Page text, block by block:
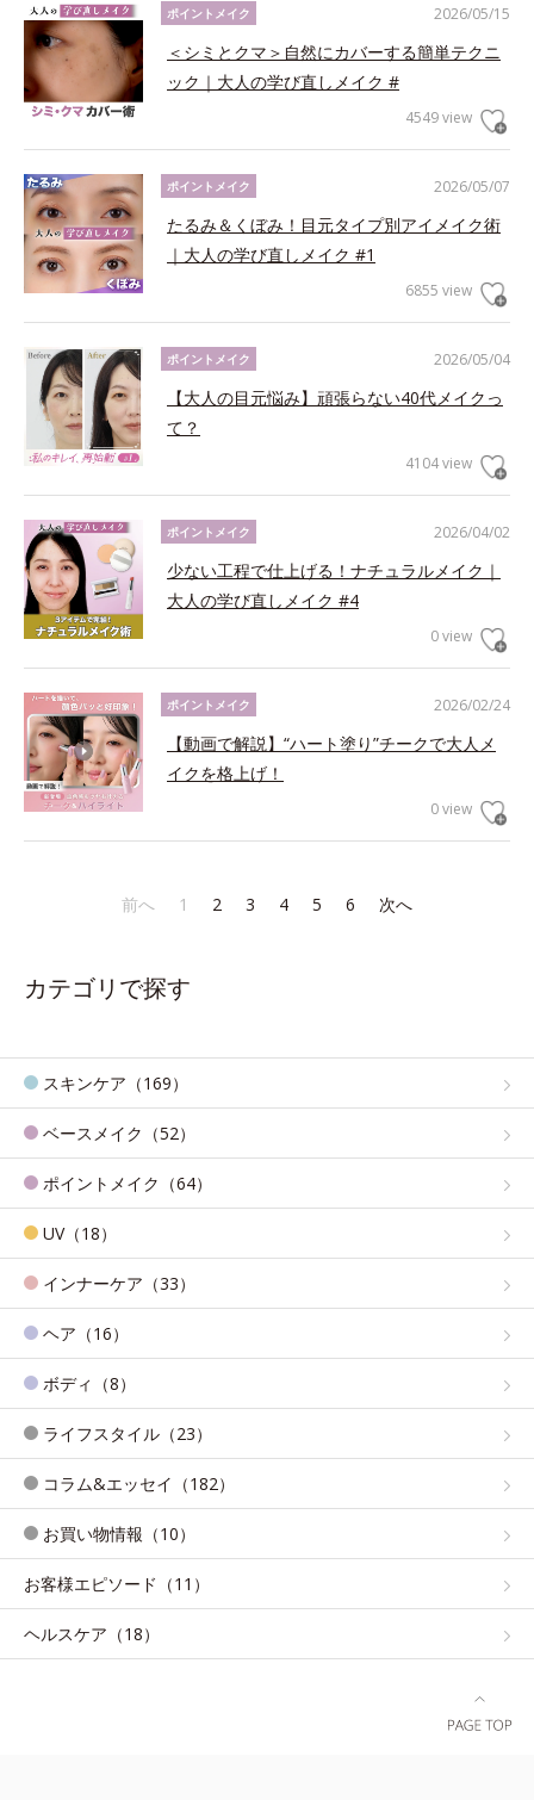
2026/05/15
ポイントメイク
＜シミとクマ＞自然にカバーする簡単テクニ
ック｜大人の学び直しメイク #
4549 view
2026/05/07
ポイントメイク
たるみ＆くぼみ！目元タイプ別アイメイク術
｜大人の学び直しメイク #1
6855 view
2026/05/04
ポイントメイク
【大人の目元悩み】頑張らない40代メイクっ
て？
4104 view
2026/04/02
ポイントメイク
少ない工程で仕上げる！ナチュラルメイク｜
大人の学び直しメイク #4
0 view
2026/02/24
ポイントメイク
【動画で解説】“ハート塗り”チークで大人メ
イクを格上げ！
0 view
前へ 1 2 3 4 5 6 次へ
カテゴリで探す
スキンケア（169）
ベースメイク（52）
ポイントメイク（64）
UV（18）
インナーケア（33）
ヘア（16）
ボディ（8）
ライフスタイル（23）
コラム&エッセイ（182）
お買い物情報（10）
お客様エピソード（11）
ヘルスケア（18）